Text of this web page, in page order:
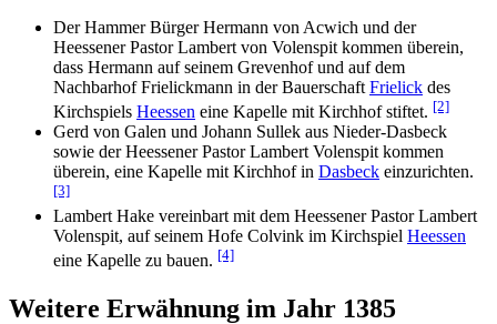
Der Hammer Bürger Hermann von Acwich und der
Heessener Pastor Lambert von Volenspit kommen überein,
dass Hermann auf seinem Grevenhof und auf dem
Nachbarhof Frielickmann in der Bauerschaft Frielick des
Kirchspiels Heessen eine Kapelle mit Kirchhof stiftet. [2]
Gerd von Galen und Johann Sullek aus Nieder-Dasbeck
sowie der Heessener Pastor Lambert Volenspit kommen
überein, eine Kapelle mit Kirchhof in Dasbeck einzurichten.
[3]
Lambert Hake vereinbart mit dem Heessener Pastor Lambert
Volenspit, auf seinem Hofe Colvink im Kirchspiel Heessen
eine Kapelle zu bauen. [4]
Weitere Erwähnung im Jahr 1385